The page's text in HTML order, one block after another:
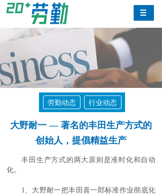
劳勤动态 行业动态
大野耐一 — 著名的丰田生产方式的
创始人，提倡精益生产
丰田生产方式的两大原则是准时化和自动
化。
1、大野耐一把丰田喜一郎标准作业彻底化